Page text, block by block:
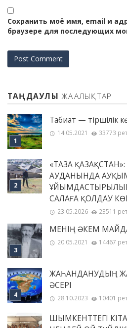
Сохранить моё имя, email и
браузере для последующих
ТАҢДАУЛЫ ЖАҢАЛЫҚТАР
Табиғат — тіршілік
14.05.2021 33773
«ТАЗА
АУДАНЫНДА
САЛАҒА ҚОЛДАУ
23.05.2026 23511
МЕНІҢ ƏКЕМ
20.05.2021 14467
ЖАҺАНДАНУДЫҢ
ӘСЕРІ
28.10.2023 10401
ШЫМКЕНТТЕГІ